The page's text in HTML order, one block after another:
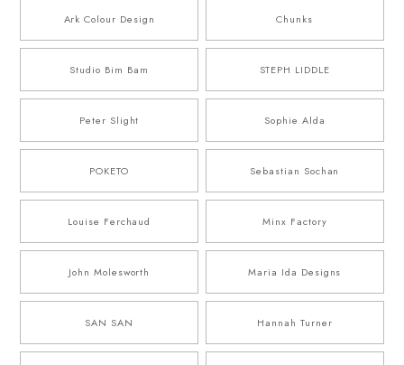
Ark Colour Design Chunks
Studio Bim Bam STEPH LIDDLE
Peter Slight Sophie Alda
POKETO Sebastian Sochan
Louise Ferchaud Minx Factory
John Molesworth Maria Ida Designs
SAN SAN Hannah Turner